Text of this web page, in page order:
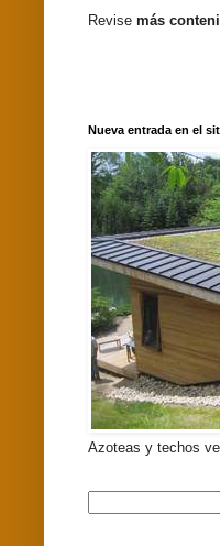
Revise más
Nueva entrada en el
Azoteas y techos